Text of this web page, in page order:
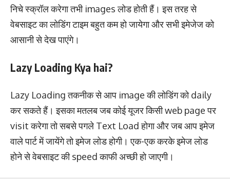
निचे स्क्रॉल करेगा तभी images लोड होती हैं। इस तरह से
वेबसाइट का लोडिंग टाइम बहुत कम हो जायेगा और सभी इमेजेज को
आसानी से देख पाएंगे।
Lazy Loading Kya hai?
Lazy Loading तकनीक से आप image की लोडिंग को daily
कर सकते हैं। इसका मतलब जब कोई यूजर किसी web page पर
visit करेगा तो सबसे पगले Text Load होगा और जब आप इमेज
वाले पार्ट में जायेंगे तो इमेज लोड होगी। एक-एक करके इमेज लोड
होने से वेबसाइट की speed काफी अच्छी हो जाएगी।